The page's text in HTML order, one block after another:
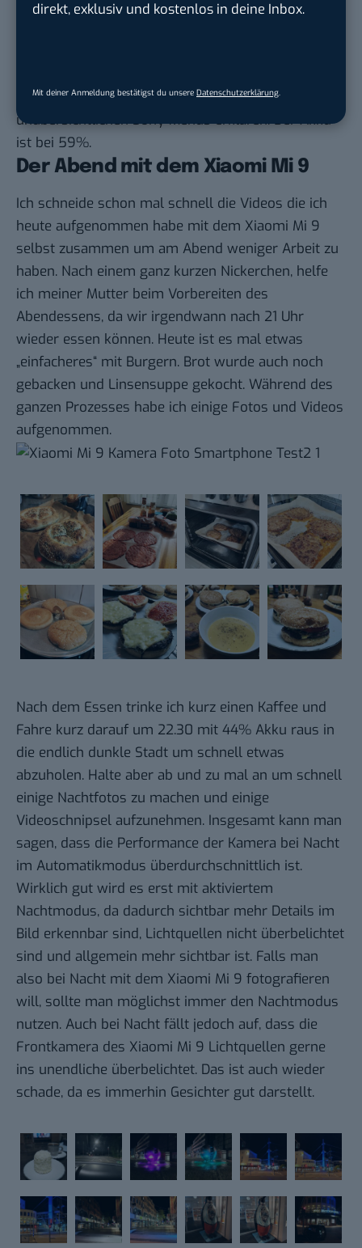
direkt, exklusiv und kostenlos in deine Inbox.
Mit deiner Anmeldung bestätigst du unsere Datenschutzerklärung.
Bis 19 Uhr sitze ich noch im Garten, wo ich das
schaue ich noch einige Youtube-Videos, die mir die
unübersichtlichen Sony-Menüs erklären. Der Akku
ist bei 59%.
Der Abend mit dem Xiaomi Mi 9
Ich schneide schon mal schnell die Videos die ich
heute aufgenommen habe mit dem Xiaomi Mi 9
selbst zusammen um am Abend weniger Arbeit zu
haben. Nach einem ganz kurzen Nickerchen, helfe
ich meiner Mutter beim Vorbereiten des
Abendessens, da wir irgendwann nach 21 Uhr
wieder essen können. Heute ist es mal etwas
„einfacheres“ mit Burgern. Brot wurde auch noch
gebacken und Linsensuppe gekocht. Während des
ganzen Prozesses habe ich einige Fotos und Videos
aufgenommen.
Nach dem Essen trinke ich kurz einen Kaffee und
Fahre kurz darauf um 22.30 mit 44% Akku raus in
die endlich dunkle Stadt um schnell etwas
abzuholen. Halte aber ab und zu mal an um schnell
einige Nachtfotos zu machen und einige
Videoschnipsel aufzunehmen. Insgesamt kann man
sagen, dass die Performance der Kamera bei Nacht
im Automatikmodus überdurchschnittlich ist.
Wirklich gut wird es erst mit aktiviertem
Nachtmodus, da dadurch sichtbar mehr Details im
Bild erkennbar sind, Lichtquellen nicht überbelichtet
sind und allgemein mehr sichtbar ist. Falls man
also bei Nacht mit dem Xiaomi Mi 9 fotografieren
will, sollte man möglichst immer den Nachtmodus
nutzen. Auch bei Nacht fällt jedoch auf, dass die
Frontkamera des Xiaomi Mi 9 Lichtquellen gerne
ins unendliche überbelichtet. Das ist auch wieder
schade, da es immerhin Gesichter gut darstellt.